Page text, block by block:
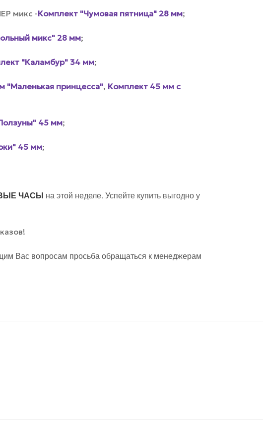
микс -Комплект "Чумовая пятница" 28 мм;
микс" 28 мм;
"Каламбур" 34 мм;
"Маленькая принцесса", Комплект 45 мм с
45 мм;
45 мм;
ЧАСЫ на этой неделе. Успейте купить выгодно у
Вас вопросам просьба обращаться к менеджерам